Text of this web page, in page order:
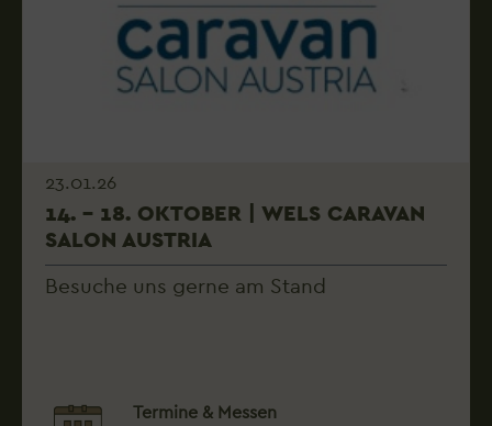
23.01.26
14. – 18. OKTOBER | WELS CARAVAN
SALON AUSTRIA
Besuche uns gerne am Stand
Termine & Messen